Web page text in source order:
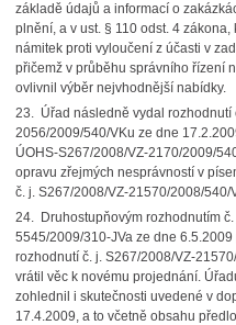
základě údajů a informací o
plnění, a v ust. § 110 odst. 4
námitek proti vyloučení z účasti v
přičemž v průběhu správního řízení
ovlivnil výběr nejvhodnější nabídky.
23. Úřad následně vydal rozhodnutí
2056/2009/540/VKu ze dne
ÚOHS-S267/2008/VZ-2170/2009/
opravu zřejmých nesprávností v
č. j. S267/2008/VZ-21570/2008/540/
24. Druhostupňovým rozhodnutím
5545/2009/310-JVa ze dne
rozhodnutí č. j. S267/2008/VZ-
vrátil věc k novému projednání.
zohlednil i skutečnosti uvedené v
17.4.2009, a to včetně obsahu